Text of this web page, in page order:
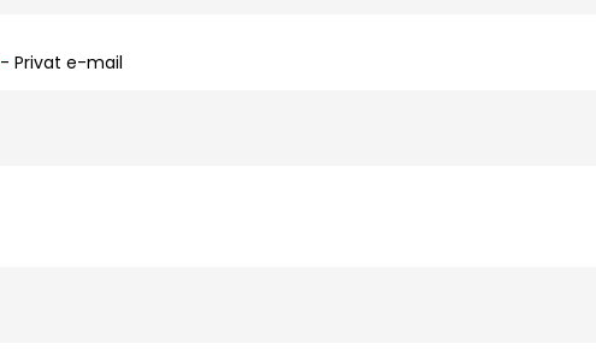
- Privat e-mail